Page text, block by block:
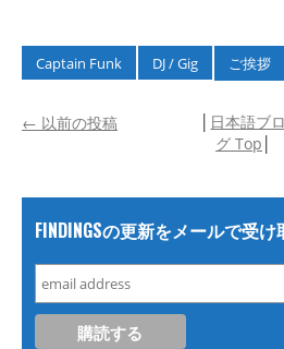
Captain Funk DJ / Gig ご挨拶
← 以前の投稿
日本語ブロ
グ Top
FINDINGSの更新をメールで受